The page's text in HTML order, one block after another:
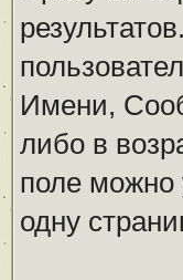
Имени,
либо в
поле можно
одну